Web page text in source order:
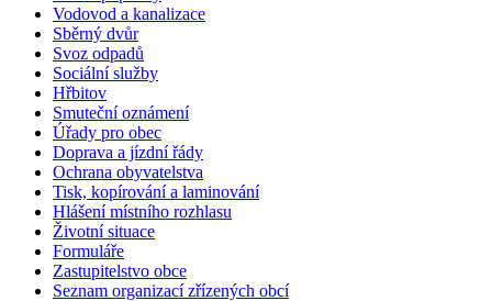
Vodovod a kanalizace
Sběrný dvůr
Svoz odpadů
Sociální služby
Hřbitov
Smuteční oznámení
Úřady pro obec
Doprava a jízdní řády
Ochrana obyvatelstva
Tisk, kopírování a laminování
Hlášení místního rozhlasu
Životní situace
Formuláře
Zastupitelstvo obce
Seznam organizací zřízených obcí